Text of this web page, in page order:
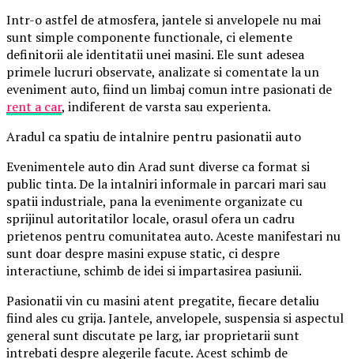
Intr-o astfel de atmosfera, jantele si anvelopele nu mai
sunt simple componente functionale, ci elemente
definitorii ale identitatii unei masini. Ele sunt adesea
primele lucruri observate, analizate si comentate la un
eveniment auto, fiind un limbaj comun intre pasionati de
rent a car, indiferent de varsta sau experienta.
Aradul ca spatiu de intalnire pentru pasionatii auto
Evenimentele auto din Arad sunt diverse ca format si
public tinta. De la intalniri informale in parcari mari sau
spatii industriale, pana la evenimente organizate cu
sprijinul autoritatilor locale, orasul ofera un cadru
prietenos pentru comunitatea auto. Aceste manifestari nu
sunt doar despre masini expuse static, ci despre
interactiune, schimb de idei si impartasirea pasiunii.
Pasionatii vin cu masini atent pregatite, fiecare detaliu
fiind ales cu grija. Jantele, anvelopele, suspensia si aspectul
general sunt discutate pe larg, iar proprietarii sunt
intrebati despre alegerile facute. Acest schimb de